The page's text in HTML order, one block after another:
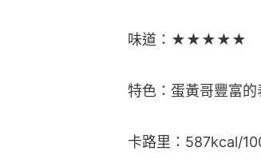
味道：★★★★★
特色：蛋黃哥豐富的
卡路里：587kcal/